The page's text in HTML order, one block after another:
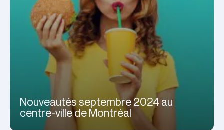
Nouveautés septembre 2024 au
centre-ville de Montréal